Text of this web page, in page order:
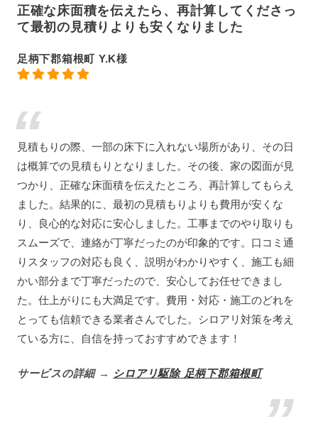
正確な床面積を伝えたら、再計算してくださっ
て最初の見積りよりも安くなりました
足柄下郡箱根町 Y.K様
見積もりの際、一部の床下に入れない場所があり、その日
は概算での見積もりとなりました。その後、家の図面が見
つかり、正確な床面積を伝えたところ、再計算してもらえ
ました。結果的に、最初の見積もりよりも費用が安くな
り、良心的な対応に安心しました。工事までのやり取りも
スムーズで、連絡が丁寧だったのが印象的です。口コミ通
りスタッフの対応も良く、説明がわかりやすく、施工も細
かい部分まで丁寧だったので、安心してお任せできまし
た。仕上がりにも大満足です。費用・対応・施工のどれを
とっても信頼できる業者さんでした。シロアリ対策を考え
ている方に、自信を持っておすすめできます！
サービスの詳細 → シロアリ駆除 足柄下郡箱根町